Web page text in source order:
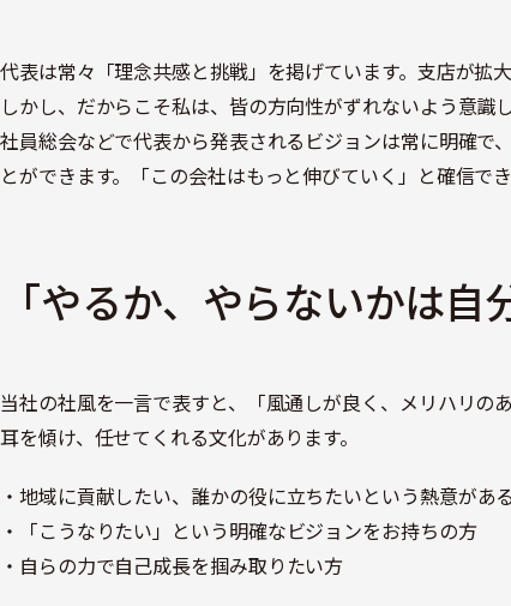
代表は常々「理念共感と挑戦」を掲げています。支店が拡
しかし、だからこそ私は、皆の方向性がずれないよう意識
社員総会などで代表から発表されるビジョンは常に明確
とができます。「この会社はもっと伸びていく」と確信で
「やるか、やらないかは
当社の社風を一言で表すと、「風通しが良く、メリハリの
耳を傾け、任せてくれる文化があります。
地域に貢献したい、誰かの役に立ちたいという熱意があ
「こうなりたい」という明確なビジョンをお持ちの方
自らの力で自己成長を掴み取りたい方